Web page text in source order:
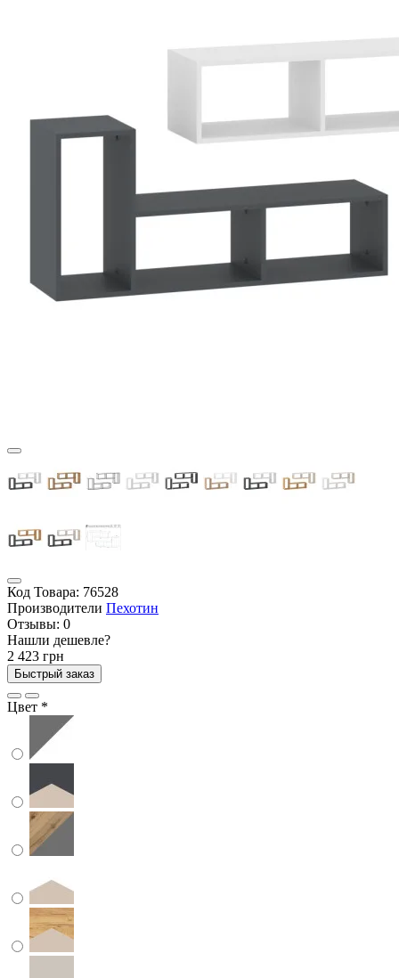
Код Товара: 76528
Производители Пехотин
Отзывы: 0
Нашли дешевле?
2 423 грн
Быстрый заказ
Цвет *